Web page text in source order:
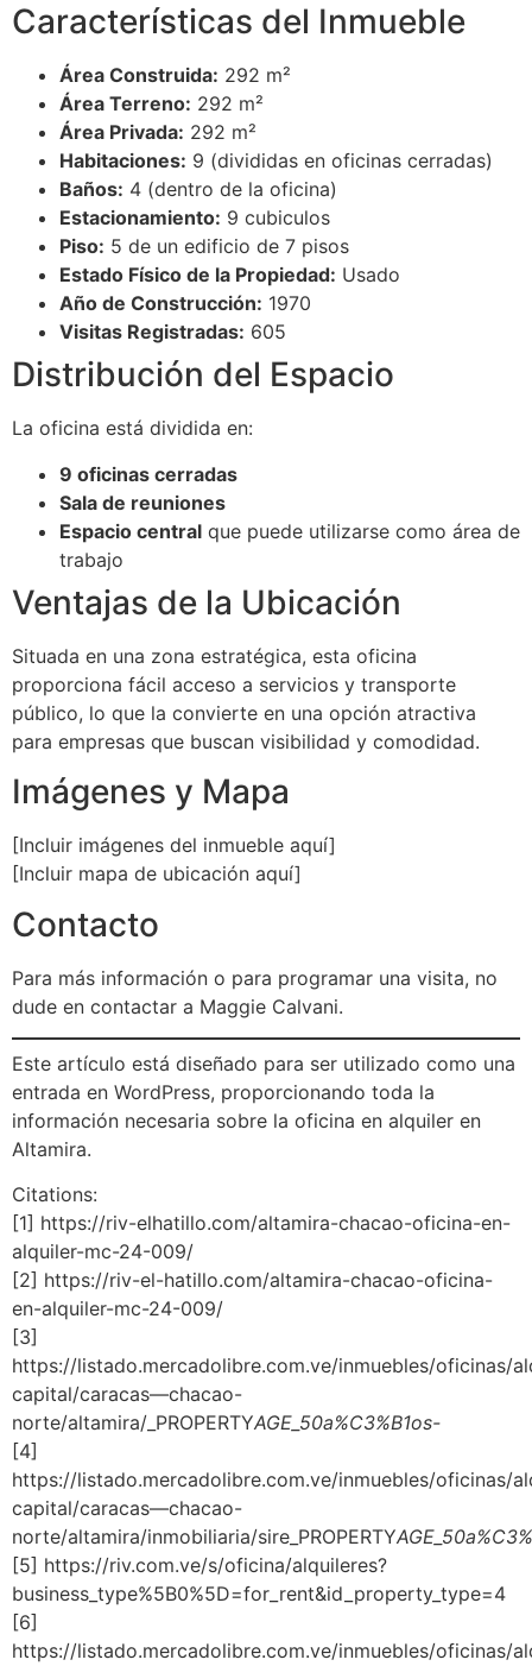
Características del Inmueble
Área Construida: 292 m²
Área Terreno: 292 m²
Área Privada: 292 m²
Habitaciones: 9 (divididas en oficinas cerradas)
Baños: 4 (dentro de la oficina)
Estacionamiento: 9 cubiculos
Piso: 5 de un edificio de 7 pisos
Estado Físico de la Propiedad: Usado
Año de Construcción: 1970
Visitas Registradas: 605
Distribución del Espacio
La oficina está dividida en:
9 oficinas cerradas
Sala de reuniones
Espacio central que puede utilizarse como área de
trabajo
Ventajas de la Ubicación
Situada en una zona estratégica, esta oficina
proporciona fácil acceso a servicios y transporte
público, lo que la convierte en una opción atractiva
para empresas que buscan visibilidad y comodidad.
Imágenes y Mapa
[Incluir imágenes del inmueble aquí]
[Incluir mapa de ubicación aquí]
Contacto
Para más información o para programar una visita, no
dude en contactar a Maggie Calvani.
Este artículo está diseñado para ser utilizado como una
entrada en WordPress, proporcionando toda la
información necesaria sobre la oficina en alquiler en
Altamira.
Citations:
[1] https://riv-elhatillo.com/altamira-chacao-oficina-en-
alquiler-mc-24-009/
[2] https://riv-el-hatillo.com/altamira-chacao-oficina-
en-alquiler-mc-24-009/
[3]
https://listado.mercadolibre.com.ve/inmuebles/oficinas/
capital/caracas—chacao-
norte/altamira/_PROPERTYAGE_50a%C3%B1os-
[4]
https://listado.mercadolibre.com.ve/inmuebles/oficinas/
capital/caracas—chacao-
norte/altamira/inmobiliaria/sire_PROPERTY
[5] https://riv.com.ve/s/oficina/alquileres?
business_type%5B0%5D=for_rent&id_property_type=4
[6]
https://listado.mercadolibre.com.ve/inmuebles/oficinas/